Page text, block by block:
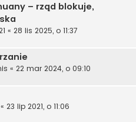
– rząd blokuje,
« 28 lis 2025, o 11:37
« 22 mar 2024, o 09:10
« 23 lip 2021, o 11:06